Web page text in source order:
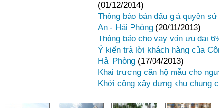
(01/12/2014)
Thông báo bán đấu giá quyền
An - Hải Phòng (20/11/2013)
Thông báo cho vay vốn ưu đãi
Ý kiến trả lời khách hàng của
Hải Phòng (17/04/2013)
Khai trương căn hộ mẫu cho
Khởi công xây dựng khu chung